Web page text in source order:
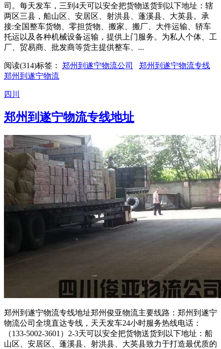
司。每天发车，三到4天可以安全把货物送货到以下地址：辖
两区三县，船山区、安居区、射洪县、蓬溪县、大英县。承
接:全国整车货物、零担货物、搬家、搬厂、大件运输、轿车
托运以及各种机械设备运输，提供上门服务。为私人个体、工
厂、贸易商、批发商等货主提供整车、...
阅读(314)标签： 郑州到遂宁物流公司
郑州到遂宁物流专线
郑州到遂宁物流
四川
郑州到遂宁物流专线地址
郑州到遂宁物流专线地址郑州俊亚物流主要线路：郑州到遂宁
物流公司全境直达专线，天天发车24小时服务热线电话：
（133-5002-3601）2-3天可以安全把货物送货到以下地址：船
山区、安居区、蓬溪县、射洪县、大英县致力于打造最优质的